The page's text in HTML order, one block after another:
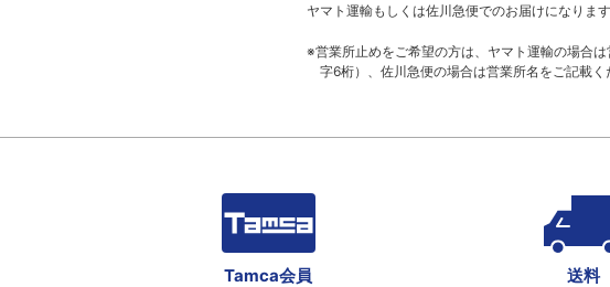
ヤマト運輸もしくは佐川急便でのお届けになります
※営業所止めをご希望の方は、ヤマト運輸の場合
字6桁）、佐川急便の場合は営業所名をご記載く
Tamca会員 送料